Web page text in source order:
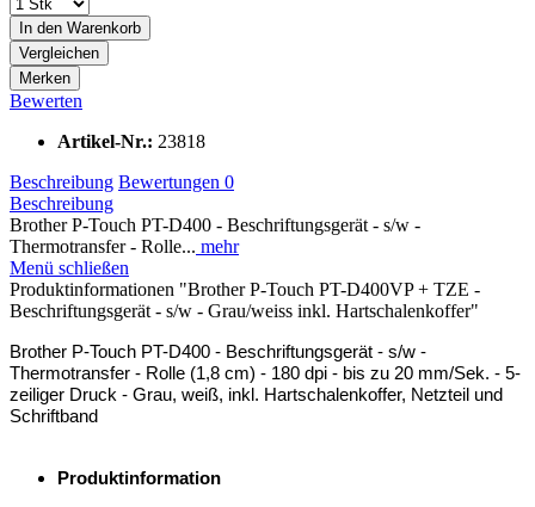
In den Warenkorb
Vergleichen
Merken
Bewerten
Artikel-Nr.: 23818
Beschreibung Bewertungen 0
Beschreibung
Brother P-Touch PT-D400 - Beschriftungsgerät - s/w -
Thermotransfer - Rolle... mehr
Menü schließen
Produktinformationen "Brother P-Touch PT-D400VP + TZE -
Beschriftungsgerät - s/w - Grau/weiss inkl. Hartschalenkoffer"
Brother P-Touch PT-D400 - Beschriftungsgerät - s/w -
Thermotransfer - Rolle (1,8 cm) - 180 dpi - bis zu 20 mm/Sek. - 5-
zeiliger Druck - Grau, weiß, inkl. Hartschalenkoffer, Netzteil und
Schriftband
Produktinformation